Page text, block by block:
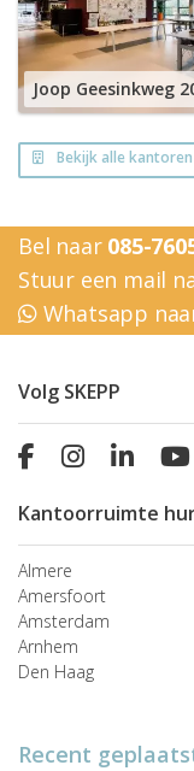
Bekijk alle
Bel naar 085-
Stuur een mail
Whatsapp
Volg SKEPP
Kantoorruimte
Almere
Amersfoort
Amsterdam
Arnhem
Den Haag
Recent